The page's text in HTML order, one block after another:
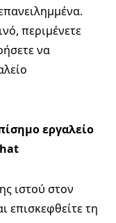
περιμένετε
να
εργαλείο
ιστού στον
επισκεφθείτε τη